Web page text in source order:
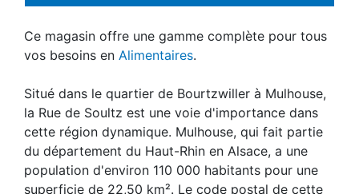
Ce magasin offre une gamme complète pour tous
vos besoins en Alimentaires.
Situé dans le quartier de Bourtzwiller à Mulhouse,
la Rue de Soultz est une voie d'importance dans
cette région dynamique. Mulhouse, qui fait partie
du département du Haut-Rhin en Alsace, a une
population d'environ 110 000 habitants pour une
superficie de 22,50 km². Le code postal de cette